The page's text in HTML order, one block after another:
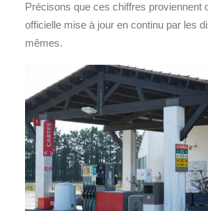
Précisons que ces chiffres proviennent
officielle mise à jour en continu par les
mêmes.